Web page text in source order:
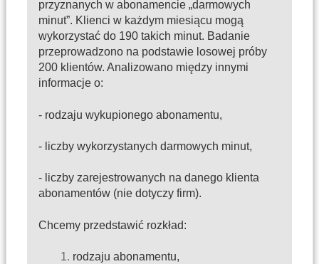
przyznanych w abonamencie „darmowych
minut”. Klienci w każdym miesiącu mogą
wykorzystać do 190 takich minut. Badanie
przeprowadzono na podstawie losowej próby
200 klientów. Analizowano między innymi
informacje o:
- rodzaju wykupionego abonamentu,
- liczby wykorzystanych darmowych minut,
- liczby zarejestrowanych na danego klienta
abonamentów (nie dotyczy firm).
Chcemy przedstawić rozkład:
rodzaju abonamentu,